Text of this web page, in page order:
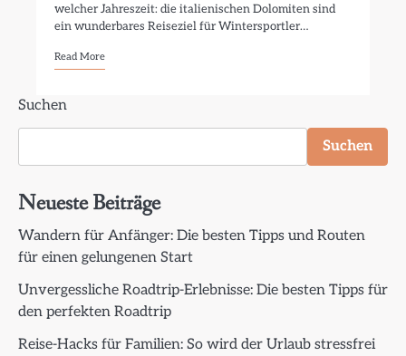
welcher Jahreszeit: die italienischen Dolomiten sind
ein wunderbares Reiseziel für Wintersportler…
Read More
Suchen
Suchen
Neueste Beiträge
Wandern für Anfänger: Die besten Tipps und Routen
für einen gelungenen Start
Unvergessliche Roadtrip-Erlebnisse: Die besten Tipps für
den perfekten Roadtrip
Reise-Hacks für Familien: So wird der Urlaub stressfrei